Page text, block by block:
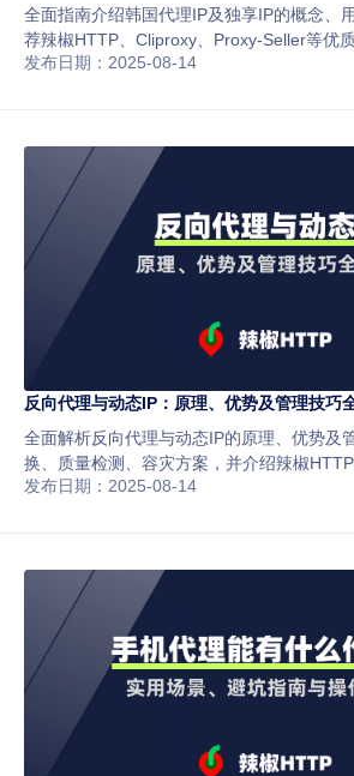
全面指南介绍韩国代理IP及独享IP的概念、
荐辣椒HTTP、Cliproxy、Proxy-Seller等优
全访问韩国网站、保护隐私、提升账号管理
发布日期：2025-08-14
反向代理与动态IP：原理、优势及管理技巧
全面解析反向代理与动态IP的原理、优势及
换、质量检测、容灾方案，并介绍辣椒
与匿名性方面的优势，助力跨境电商与数据
发布日期：2025-08-14